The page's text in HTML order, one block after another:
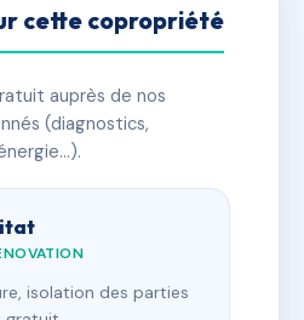
cette copropriété
auprès de nos
(diagnostics,
isolation des parties